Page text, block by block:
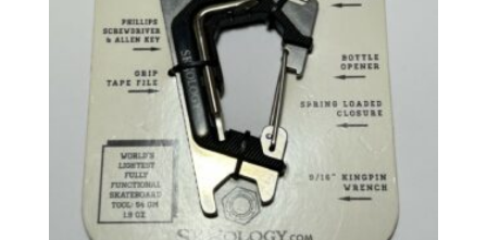
Catégories de produits
Catégories de produits
Étiquettes produit